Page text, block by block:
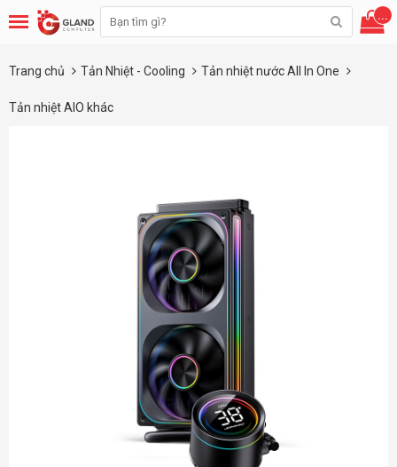
...
Trang chủ Tản Nhiệt - Cooling Tản nhiệt nước All In One
Tản nhiệt AIO khác